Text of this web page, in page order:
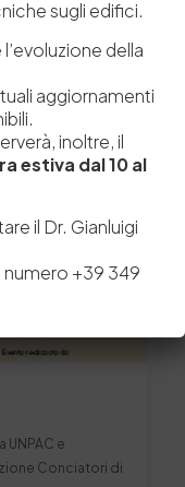
0 0
UNPAC e
Conciatori di
sugli edifici.
della
aggiornamenti
inoltre, il
estiva dal 10 al
il Dr. Gianluigi
numero +39 349